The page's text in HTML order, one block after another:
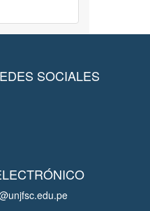
SOCIALES